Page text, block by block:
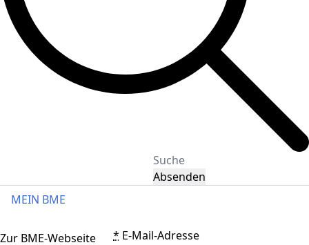
Absenden
MEIN BME
* E-Mail-Adresse
Toggle navigation
Zur BME-Webseite